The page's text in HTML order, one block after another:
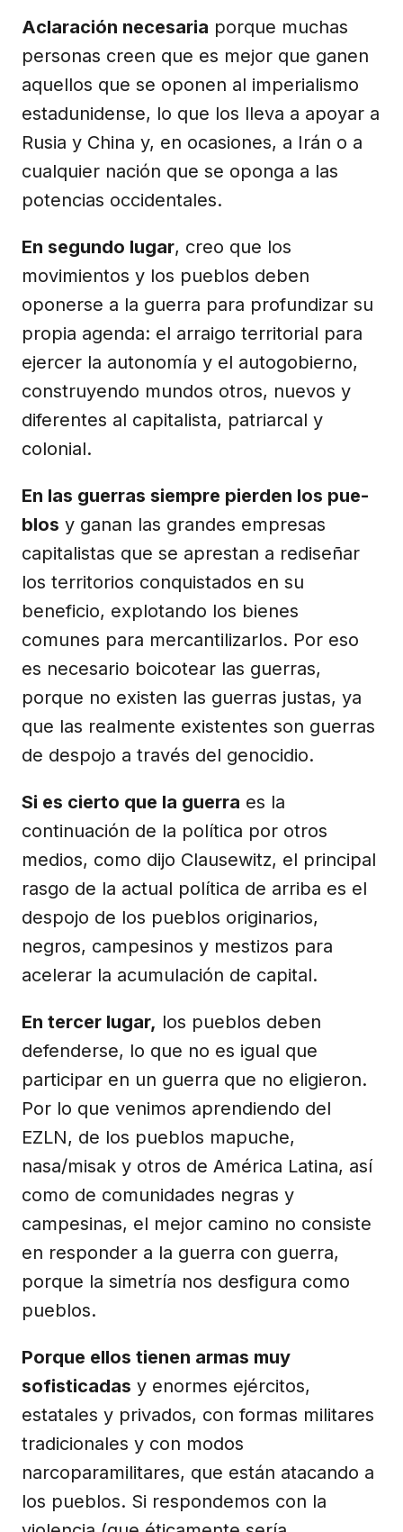
Aclaración necesaria porque muchas
personas creen que es mejor que ganen
aquellos que se oponen al imperialismo
estadunidense, lo que los lleva a apoyar a
Rusia y China y, en ocasiones, a Irán o a
cualquier nación que se oponga a las
potencias occidentales.
En segundo lugar, creo que los
movimientos y los pueblos deben
oponerse a la guerra para profundizar su
propia agenda: el arraigo territorial para
ejercer la autonomía y el autogobierno,
construyendo mundos otros, nuevos y
diferentes al capitalista, patriarcal y
colonial.
En las guerras siempre pierden los pue­
blos y ganan las grandes empresas
capitalistas que se aprestan a rediseñar
los territorios conquistados en su
beneficio, explotando los bienes
comunes para mercantilizarlos. Por eso
es necesario boicotear las guerras,
porque no existen las guerras justas, ya
que las realmente existentes son guerras
de despojo a través del genocidio.
Si es cierto que la guerra es la
continuación de la política por otros
medios, como dijo Clausewitz, el principal
rasgo de la actual política de arriba es el
despojo de los pueblos originarios,
negros, campesinos y mestizos para
acelerar la acumulación de capital.
En tercer lugar, los pueblos deben
defenderse, lo que no es igual que
participar en un guerra que no eligieron.
Por lo que venimos aprendiendo del
EZLN, de los pueblos mapuche,
nasa/misak y otros de América Latina, así
como de comunidades negras y
campesinas, el mejor camino no consiste
en responder a la guerra con guerra,
porque la simetría nos desfigura como
pueblos.
Porque ellos tienen armas muy
sofisticadas y enormes ejércitos,
estatales y privados, con formas militares
tradicionales y con modos
narcoparamilitares, que están atacando a
los pueblos. Si respondemos con la